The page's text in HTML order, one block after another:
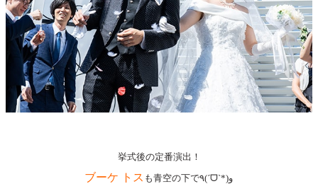
挙式後の定番演出！
ブーケ トス も青空の下で٩(ˊᗜˋ*)و